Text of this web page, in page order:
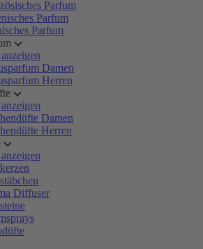
Parfum
Parfum
Parfum
Damen
Herren
Damen
Herren
Diffuser